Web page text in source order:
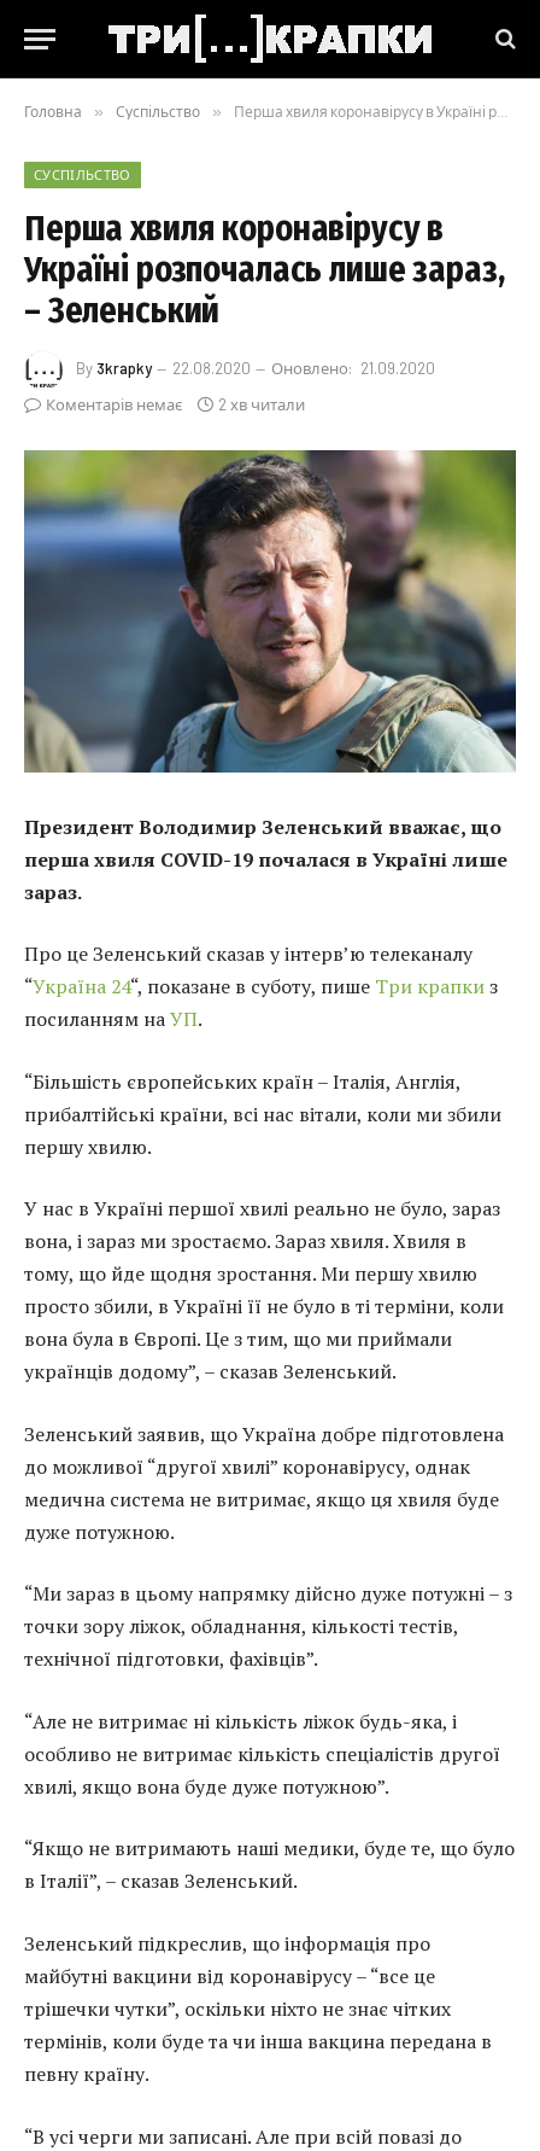
Головна » Суспільство » Перша хвиля коронавірусу в Україні розпочалась лише зараз, – Зеленський
СУСПІЛЬСТВО
Перша хвиля коронавірусу в
Україні розпочалась лише зараз,
– Зеленський
By 3krapky 22.08.2020 Оновлено: 21.09.2020
Коментарів немає
2 хв читали
Президент Володимир Зеленський вважає, що
перша хвиля COVID-19 почалася в Україні лише
зараз.
Про це Зеленський сказав у інтерв’ю телеканалу
“Україна 24“, показане в суботу, пише Три крапкиз
посиланням наУП.
“Більшість європейських країн – Італія, Англія,
прибалтійські країни, всі нас вітали, коли ми збили
першу хвилю.
У нас в Україні першої хвилі реально не було, зараз
вона, і зараз ми зростаємо. Зараз хвиля. Хвиля в
тому, що йде щодня зростання. Ми першу хвилю
просто збили, в Україні її не було в ті терміни, коли
вона була в Європі. Це з тим, що ми приймали
українців додому”, – сказав Зеленський.
Зеленський заявив, що Україна добре підготовлена
до можливої “другої хвилі” коронавірусу, однак
медична система не витримає, якщо ця хвиля буде
дуже потужною.
“Ми зараз в цьому напрямку дійсно дуже потужні – з
точки зору ліжок, обладнання, кількості тестів,
технічної підготовки, фахівців”.
“Але не витримає ні кількість ліжок будь-яка, і
особливо не витримає кількість спеціалістів другої
хвилі, якщо вона буде дуже потужною”.
“Якщо не витримають наші медики, буде те, що було
в Італії”, – сказав Зеленський.
Зеленський підкреслив, що інформація про
майбутні вакцини від коронавірусу – “все це
трішечки чутки”, оскільки ніхто не знає чітких
термінів, коли буде та чи інша вакцина передана в
певну країну.
“В усі черги ми записані. Але при всій повазі до